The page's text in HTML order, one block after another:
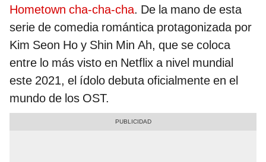
Hometown cha-cha-cha. De la mano de esta
serie de comedia romántica protagonizada por
Kim Seon Ho y Shin Min Ah, que se coloca
entre lo más visto en Netflix a nivel mundial
este 2021, el ídolo debuta oficialmente en el
mundo de los OST.